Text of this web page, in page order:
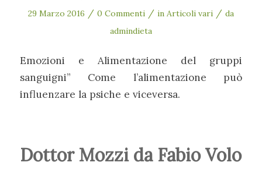
29 Marzo 2016 / 0 Commenti / in Articoli vari / da
admindieta
Emozioni e Alimentazione del gruppi
sanguigni” Come l’alimentazione può
influenzare la psiche e viceversa.
Dottor Mozzi da Fabio Volo